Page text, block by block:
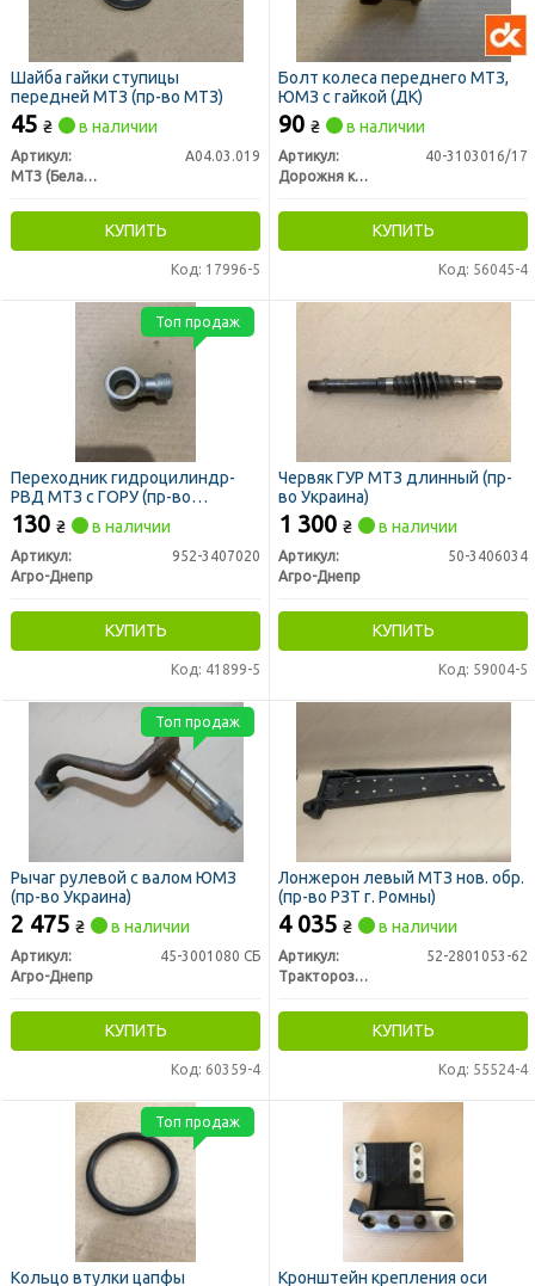
Шайба гайки ступицы
передней МТЗ (пр-во МТЗ)
45 ₴ в наличии
Артикул:
А04.03.019
МТЗ (Беларусь)
КУПИТЬ
Код: 17996-5
Болт колеса переднего МТЗ,
ЮМЗ с гайкой (ДК)
90 ₴ в наличии
Артикул:
40-3103016/17
Дорожня карта
КУПИТЬ
Код: 56045-4
Переходник гидроцилиндр-
РВД МТЗ с ГОРУ (пр-во
Украина)
130 ₴ в наличии
Артикул:
952-3407020
Агро-Днепр
КУПИТЬ
Код: 41899-5
Топ продаж
Червяк ГУР МТЗ длинный (пр-
во Украина)
1 300 ₴ в наличии
Артикул:
50-3406034
Агро-Днепр
КУПИТЬ
Код: 59004-5
Рычаг рулевой с валом ЮМЗ
(пр-во Украина)
2 475 ₴ в наличии
Артикул:
45-3001080 СБ
Агро-Днепр
КУПИТЬ
Код: 60359-4
Топ продаж
Лонжерон левый МТЗ нов. обр.
(пр-во РЗТ г. Ромны)
4 035 ₴ в наличии
Артикул:
52-2801053-62
Тракторозапчасть г. Ромны
КУПИТЬ
Код: 55524-4
Кольцо втулки цапфы
Топ продаж
Кронштейн крепления оси